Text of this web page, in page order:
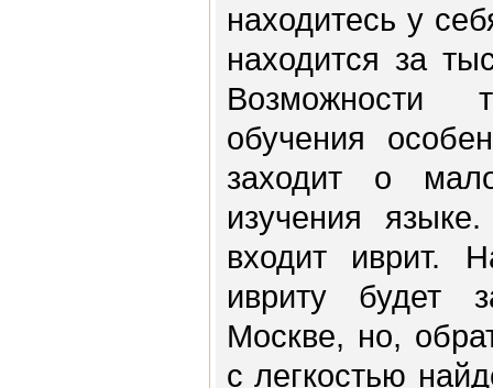
находитесь у
находится за
Возможности
обучения
заходит о
изучения
входит иврит.
ивриту будет
Москве, но,
с легкостью